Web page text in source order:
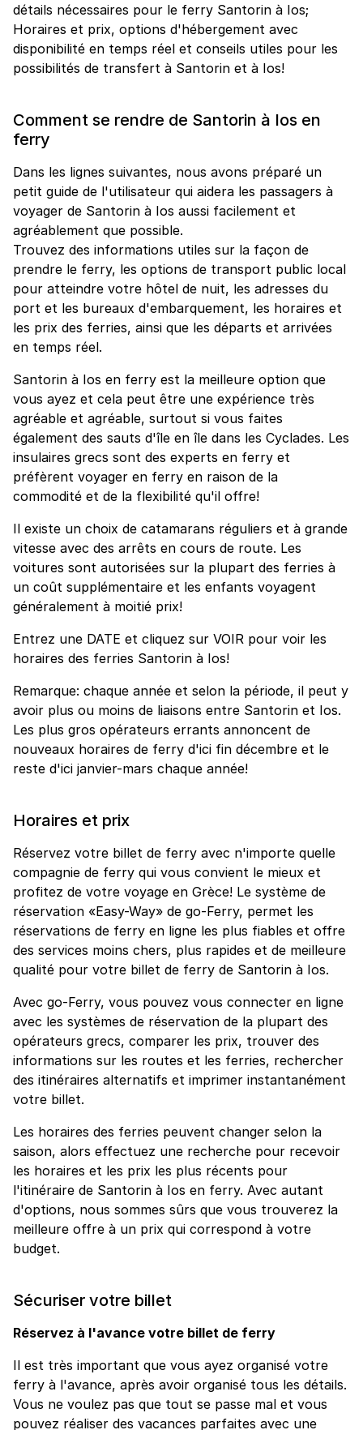
détails nécessaires pour le ferry Santorin à Ios;
Horaires et prix, options d'hébergement avec
disponibilité en temps réel et conseils utiles pour les
possibilités de transfert à Santorin et à Ios!
Comment se rendre de Santorin à Ios en
ferry
Dans les lignes suivantes, nous avons préparé un
petit guide de l'utilisateur qui aidera les passagers à
voyager de Santorin à Ios aussi facilement et
agréablement que possible.
Trouvez des informations utiles sur la façon de
prendre le ferry, les options de transport public local
pour atteindre votre hôtel de nuit, les adresses du
port et les bureaux d'embarquement, les horaires et
les prix des ferries, ainsi que les départs et arrivées
en temps réel.
Santorin à Ios en ferry est la meilleure option que
vous ayez et cela peut être une expérience très
agréable et agréable, surtout si vous faites
également des sauts d'île en île dans les Cyclades. Les
insulaires grecs sont des experts en ferry et
préfèrent voyager en ferry en raison de la
commodité et de la flexibilité qu'il offre!
Il existe un choix de catamarans réguliers et à grande
vitesse avec des arrêts en cours de route. Les
voitures sont autorisées sur la plupart des ferries à
un coût supplémentaire et les enfants voyagent
généralement à moitié prix!
Entrez une DATE et cliquez sur VOIR pour voir les
horaires des ferries Santorin à Ios!
Remarque: chaque année et selon la période, il peut y
avoir plus ou moins de liaisons entre Santorin et Ios.
Les plus gros opérateurs errants annoncent de
nouveaux horaires de ferry d'ici fin décembre et le
reste d'ici janvier-mars chaque année!
Horaires et prix
Réservez votre billet de ferry avec n'importe quelle
compagnie de ferry qui vous convient le mieux et
profitez de votre voyage en Grèce! Le système de
réservation «Easy-Way» de go-Ferry, permet les
réservations de ferry en ligne les plus fiables et offre
des services moins chers, plus rapides et de meilleure
qualité pour votre billet de ferry de Santorin à Ios.
Avec go-Ferry, vous pouvez vous connecter en ligne
avec les systèmes de réservation de la plupart des
opérateurs grecs, comparer les prix, trouver des
informations sur les routes et les ferries, rechercher
des itinéraires alternatifs et imprimer instantanément
votre billet.
Les horaires des ferries peuvent changer selon la
saison, alors effectuez une recherche pour recevoir
les horaires et les prix les plus récents pour
l'itinéraire de Santorin à Ios en ferry. Avec autant
d'options, nous sommes sûrs que vous trouverez la
meilleure offre à un prix qui correspond à votre
budget.
Sécuriser votre billet
Réservez à l'avance votre billet de ferry
Il est très important que vous ayez organisé votre
ferry à l'avance, après avoir organisé tous les détails.
Vous ne voulez pas que tout se passe mal et vous
pouvez réaliser des vacances parfaites avec une